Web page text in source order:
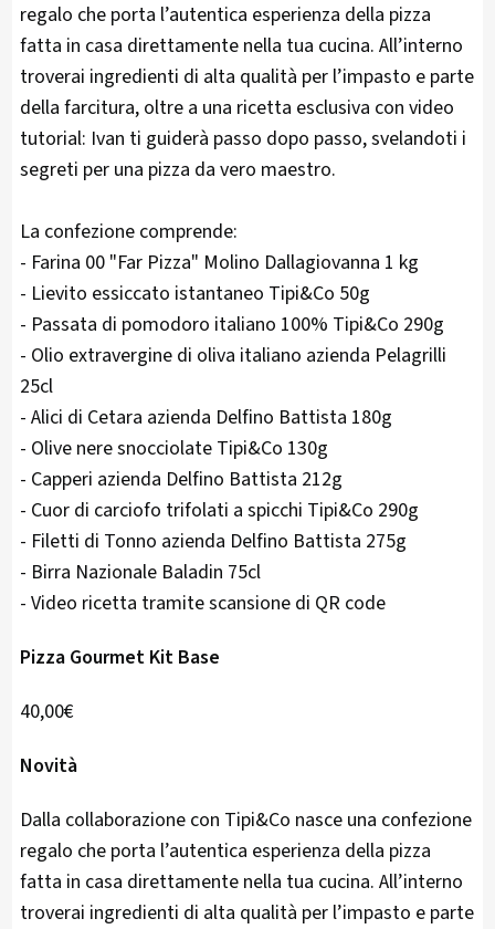
regalo che porta l’autentica esperienza della pizza
fatta in casa direttamente nella tua cucina. All’interno
troverai ingredienti di alta qualità per l’impasto e parte
della farcitura, oltre a una ricetta esclusiva con video
tutorial: Ivan ti guiderà passo dopo passo, svelandoti i
segreti per una pizza da vero maestro.
La confezione comprende:
- Farina 00 "Far Pizza" Molino Dallagiovanna 1 kg
- Lievito essiccato istantaneo Tipi&Co 50g
- Passata di pomodoro italiano 100% Tipi&Co 290g
- Olio extravergine di oliva italiano azienda Pelagrilli
25cl
- Alici di Cetara azienda Delfino Battista 180g
- Olive nere snocciolate Tipi&Co 130g
- Capperi azienda Delfino Battista 212g
- Cuor di carciofo trifolati a spicchi Tipi&Co 290g
- Filetti di Tonno azienda Delfino Battista 275g
- Birra Nazionale Baladin 75cl
- Video ricetta tramite scansione di QR code
Pizza Gourmet Kit Base
40,00€
Novità
Dalla collaborazione con Tipi&Co nasce una confezione
regalo che porta l’autentica esperienza della pizza
fatta in casa direttamente nella tua cucina. All’interno
troverai ingredienti di alta qualità per l’impasto e parte